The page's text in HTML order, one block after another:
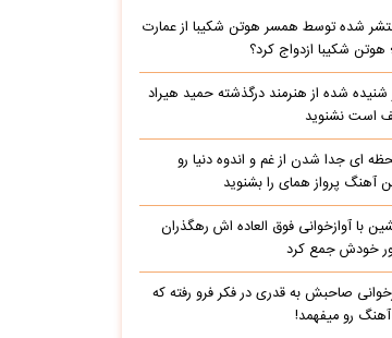
شده توسط همسر هوتن شکیبا از عمارت
شکیبا ازدواج کرد؟
شده از هنرمند درگذشته حمید هیراد
است نشنوید
ای جدا شدن از غم و اندوه دنیا رو
آهنگ پرواز همای را بشنوید
با آوازخوانی فوق العاده اش رهگذران
خودش جمع کرد
صاحبش به قدری در فکر فرو رفته که
آهنگ رو میفهمد!